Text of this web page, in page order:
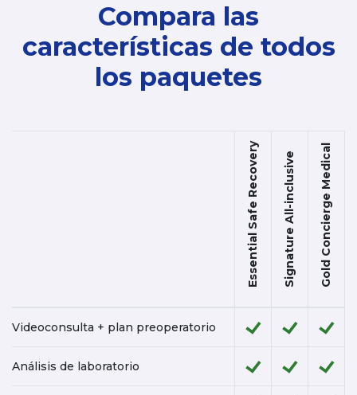
Compara las
características de todos
los paquetes
Essential Safe RecoverySignature All-inclusiveGold Concierge Medical
Videoconsulta + plan preoperatorio
Análisis de laboratorio